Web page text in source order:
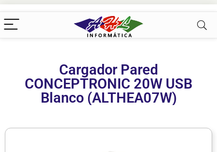
Cargador Pared
CONCEPTRONIC 20W USB
Blanco (ALTHEA07W)